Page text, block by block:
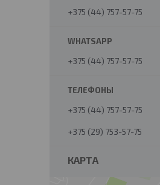
+375 (44) 757-57-75
+375 (44) 757-57-75
+375 (44) 757-57-75
+375 (29) 753-57-75
КАРТА